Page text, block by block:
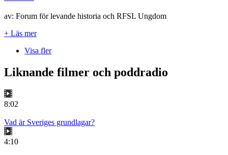
av: Forum för levande historia och RFSL Ungdom
+ Läs mer
Visa fler
Liknande filmer och poddradio
8:02
Vad är Sveriges grundlagar?
4:10